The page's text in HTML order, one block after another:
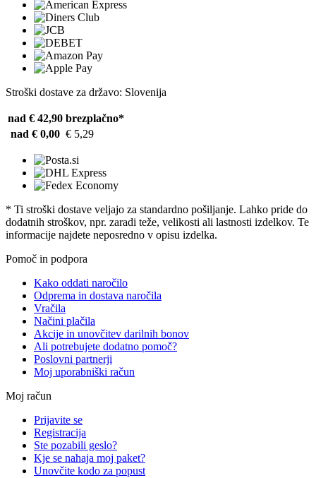
Stroški dostave za državo: Slovenija
nad € 42,90 brezplačno*
nad € 0,00 € 5,29
* Ti stroški dostave veljajo za standardno pošiljanje. Lahko pride do
dodatnih stroškov, npr. zaradi teže, velikosti ali lastnosti izdelkov. Te
informacije najdete neposredno v opisu izdelka.
Pomoč in podpora
Kako oddati naročilo
Odprema in dostava naročila
Vračila
Načini plačila
Akcije in unovčitev darilnih bonov
Ali potrebujete dodatno pomoč?
Poslovni partnerji
Moj uporabniški račun
Moj račun
Prijavite se
Registracija
Ste pozabili geslo?
Kje se nahaja moj paket?
Unovčite kodo za popust